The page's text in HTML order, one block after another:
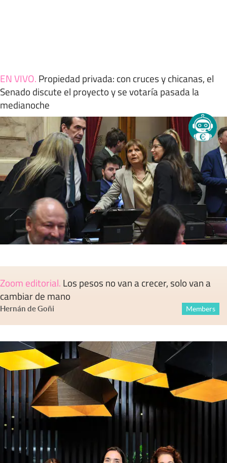
EN VIVO. Propiedad privada: con cruces y chicanas, el
Senado discute el proyecto y se votaría pasada la
medianoche
Zoom editorial. Los pesos no van a crecer, solo van a
cambiar de mano
Hernán de Goñi Members